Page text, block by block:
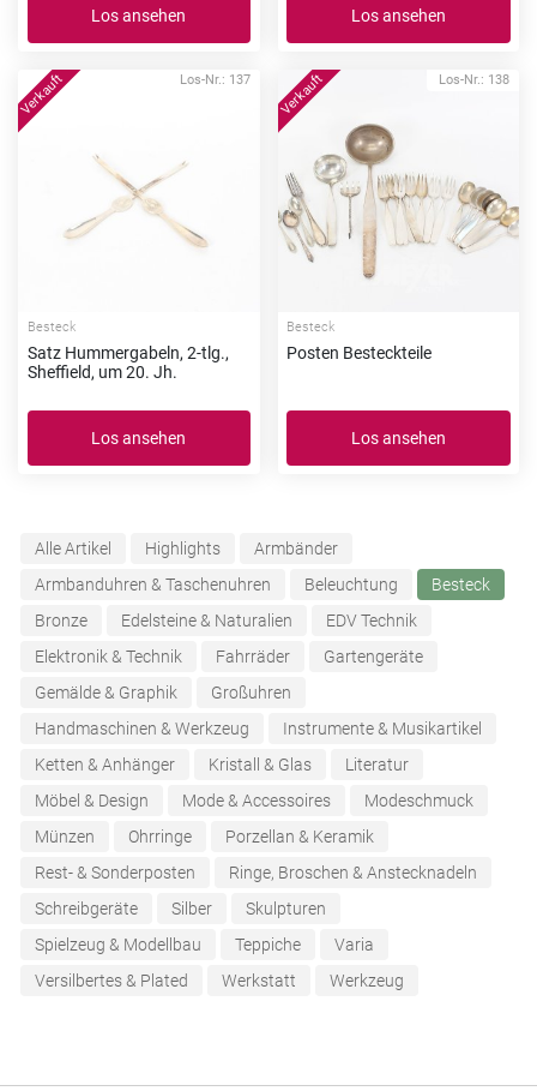
Los ansehen Los ansehen
Los-Nr.: 137
Besteck
Satz Hummergabeln, 2-tlg.,
Sheffield, um 20. Jh.
Los ansehen
Los-Nr.: 138
Besteck
Posten Besteckteile
Los ansehen
Alle Artikel Highlights
Armbänder
Armbanduhren & Taschenuhren
Beleuchtung
Besteck
Bronze
Edelsteine & Naturalien
EDV Technik
Elektronik & Technik
Fahrräder
Gartengeräte
Gemälde & Graphik
Großuhren
Handmaschinen & Werkzeug
Instrumente & Musikartikel
Ketten & Anhänger
Kristall & Glas
Literatur
Möbel & Design
Mode & Accessoires
Modeschmuck
Münzen
Ohrringe
Porzellan & Keramik
Rest- & Sonderposten
Ringe, Broschen & Anstecknadeln
Schreibgeräte
Silber
Skulpturen
Spielzeug & Modellbau
Teppiche
Varia
Versilbertes & Plated
Werkstatt Werkzeug